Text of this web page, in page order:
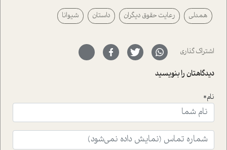
پیرامون آن آشنا می کند.در بخش دو فنجان داغ به سراغ افرادی
رفته ایم که موفقیت را در عمل به اثبات رسانده اند؛ سید
حمیدرضا محتشمی که بیست و پنجمین سال فعالیت حرفه
سر نهاده است و نیز کرامت عزیز زاده؛ سفیر صلح و دوستی که
با رکاب زدن در بیش از هفتاد کشور و کاشتن درخت، به نماد
حمایت از محیط زیست و منابع طبیعی تبدیل گشته
است.فصل روایت اجنبی ها در این شماره به دو موضوع
ای که به زندگی شگفت انگیز جین گودال و تاثیرات کاوش های
ایشان در حوزه ی شامپانزه ها بر زندگی امروزی ما نگاهی
افکنده است.فصل اتاق 333 شما را پای صحبت یک تجربه ی
واقعی در ارتباط با اختلال شخصیت اسکزوئید و مشکلات و نیز
راهکارهای حل آن قرار می دهد که در اتاق درمان اتفاق افتاده
همدلی رعایت حقوق دیگران داستان شیوانا
اشتراک گذاری
دیدگاهتان را بنویسید
نام*